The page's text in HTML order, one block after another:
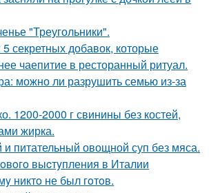
"Треугольники".
секретных добавок, которые
чаепитие в ресторанный ритуал.
можно ли разрушить семью из-за
1200-2000 г свинины без костей,
жирка.
питательный овощной суп без мяса.
выcтyпления в Италии
никтo не был гoтoв.